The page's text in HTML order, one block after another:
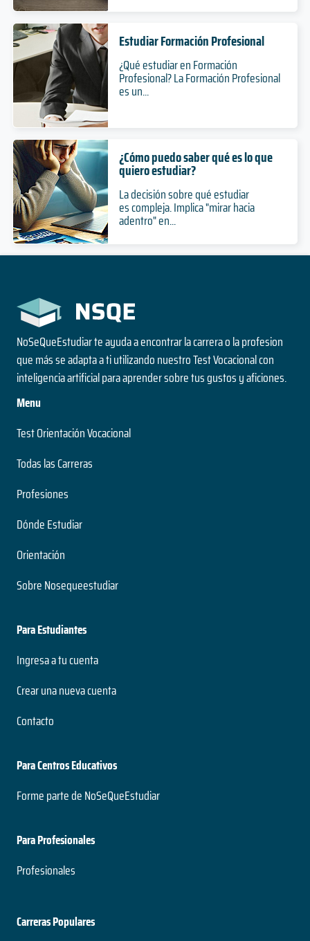
Estudiar Formación Profesional
¿Qué estudiar en Formación
Profesional? La Formación Profesional
es un...
¿Cómo puedo saber qué es lo que
quiero estudiar?
La decisión sobre qué estudiar
es compleja. Implica "mirar hacia
adentro" en...
NoSeQueEstudiar te ayuda a encontrar la carrera o la profesion
que más se adapta a ti utilizando nuestro Test Vocacional con
inteligencia artificial para aprender sobre tus gustos y aficiones.
Menu
Test Orientación Vocacional
Todas las Carreras
Profesiones
Dónde Estudiar
Orientación
Sobre Nosequeestudiar
Para Estudiantes
Ingresa a tu cuenta
Crear una nueva cuenta
Contacto
Para Centros Educativos
Forme parte de NoSeQueEstudiar
Para Profesionales
Profesionales
Carreras Populares